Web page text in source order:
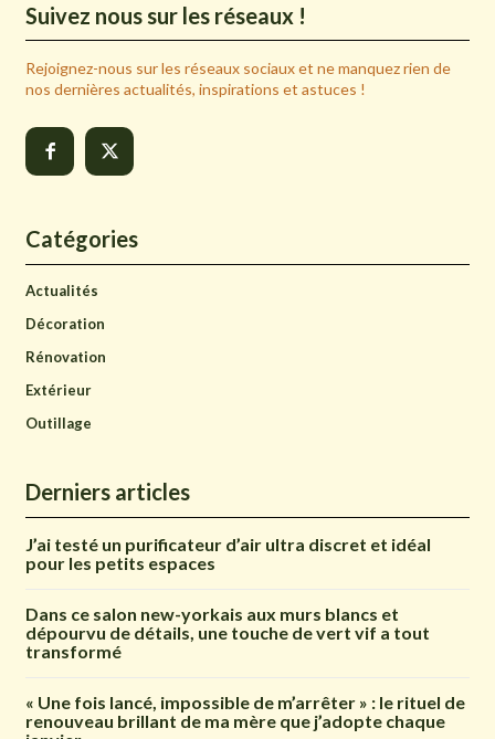
Suivez nous sur les réseaux !
Rejoignez-nous sur les réseaux sociaux et ne manquez rien de
nos dernières actualités, inspirations et astuces !
Catégories
Actualités
Décoration
Rénovation
Extérieur
Outillage
Derniers articles
J’ai testé un purificateur d’air ultra discret et idéal
pour les petits espaces
Dans ce salon new-yorkais aux murs blancs et
dépourvu de détails, une touche de vert vif a tout
transformé
« Une fois lancé, impossible de m’arrêter » : le rituel de
renouveau brillant de ma mère que j’adopte chaque